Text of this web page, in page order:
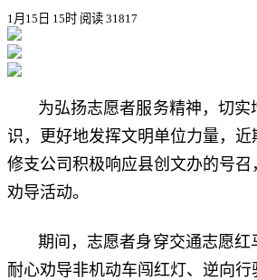
1月15日 15时 阅读 31817
为弘扬志愿者服务精神，切
识，更好地发挥文明单位力量，
修支公司积极响应县创文办的号召
劝导活动。
期间，志愿者身穿交通志愿红
耐心劝导非机动车闯红灯、逆向